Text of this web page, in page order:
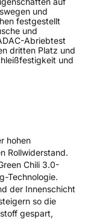
und
festgestellt
und
Abriebtest
dritten Platz und
und
hohen
Rollwiderstand.
Chili 3.0-
Technologie.
der Innenschicht
so die
gespart,